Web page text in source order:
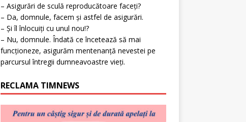
– Asigurări de sculă reproducătoare faceți?
– Da, domnule, facem și astfel de asigurări.
– Și îl înlocuiți cu unul nou!?
– Nu, domnule. Îndată ce încetează să mai
funcționeze, asigurăm mentenanță nevestei pe
parcursul întregii dumneavoastre vieți.
RECLAMA TIMNEWS